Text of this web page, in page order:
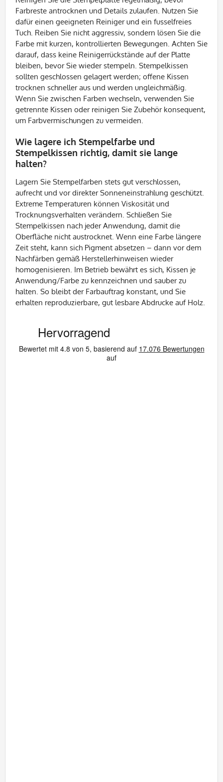
Farbreste antrocknen und Details zulaufen. Nutzen Sie
dafür einen geeigneten Reiniger und ein fusselfreies
Tuch. Reiben Sie nicht aggressiv, sondern lösen Sie die
Farbe mit kurzen, kontrollierten Bewegungen. Achten Sie
darauf, dass keine Reinigerrückstände auf der Platte
bleiben, bevor Sie wieder stempeln. Stempelkissen
sollten geschlossen gelagert werden; offene Kissen
trocknen schneller aus und werden ungleichmäßig.
Wenn Sie zwischen Farben wechseln, verwenden Sie
getrennte Kissen oder reinigen Sie Zubehör konsequent,
um Farbvermischungen zu vermeiden.
Wie lagere ich Stempelfarbe und
Stempelkissen richtig, damit sie lange
halten?
Lagern Sie Stempelfarben stets gut verschlossen,
aufrecht und vor direkter Sonneneinstrahlung geschützt.
Extreme Temperaturen können Viskosität und
Trocknungsverhalten verändern. Schließen Sie
Stempelkissen nach jeder Anwendung, damit die
Oberfläche nicht austrocknet. Wenn eine Farbe längere
Zeit steht, kann sich Pigment absetzen – dann vor dem
Nachfärben gemäß Herstellerhinweisen wieder
homogenisieren. Im Betrieb bewährt es sich, Kissen je
Anwendung/Farbe zu kennzeichnen und sauber zu
halten. So bleibt der Farbauftrag konstant, und Sie
erhalten reproduzierbare, gut lesbare Abdrucke auf Holz.